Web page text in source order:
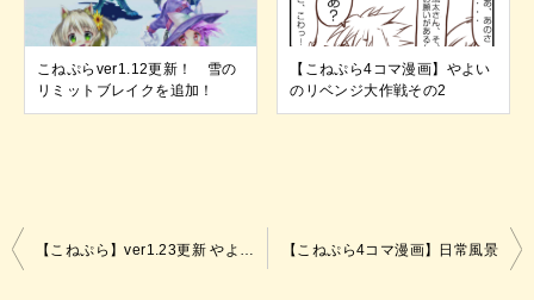
こねぷらver1.12更新！ 雪の
リミットブレイクを追加！
【こねぷら4コマ漫画】やよい
のリベンジ大作戦その2
投
【こねぷら4コマ漫画】日常風景